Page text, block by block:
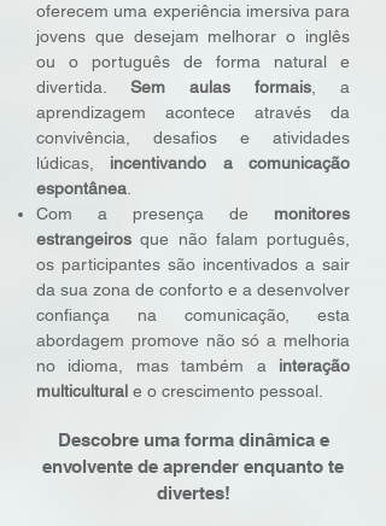
oferecem uma experiência imersiva para
jovens que desejam melhorar o inglês
ou o português de forma natural e
divertida. Sem aulas formais , a
aprendizagem acontece através da
convivência, desafios e atividades
lúdicas, incentivando a comunicação
espontânea
Com a presença de monitores
estrangeiros que não falam português,
os participantes são incentivados a sair
da sua zona de conforto e a desenvolver
confiança na comunicação, esta
abordagem promove não só a melhoria
no idioma, mas também a interação
multicultural e o crescimento pessoal.
​Descobre uma forma dinâmica e
envolvente de aprender enquanto te
divertes!